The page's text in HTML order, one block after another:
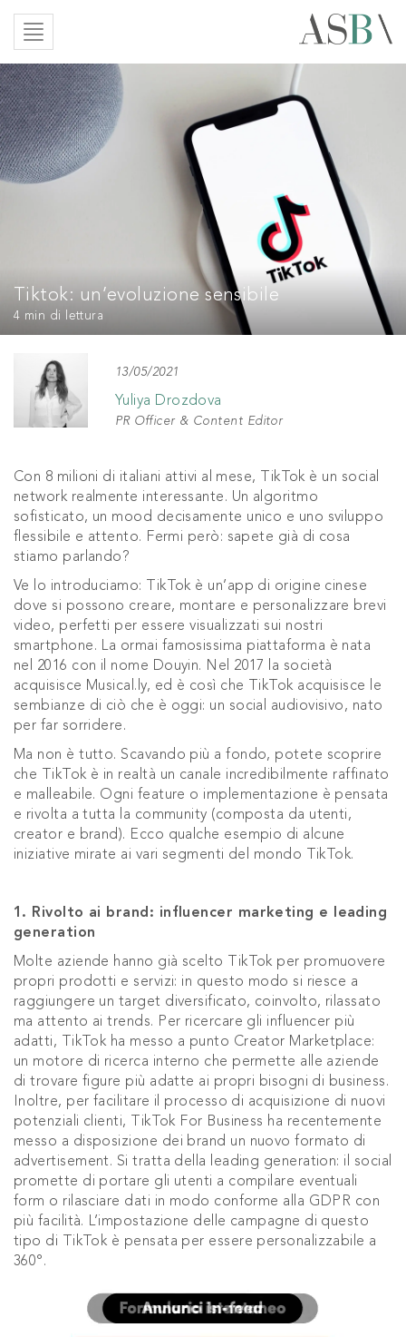
Tiktok: un’evoluzione sensibile
4 min di lettura
13/05/2021
Yuliya Drozdova
PR Officer & Content Editor
Con 8 milioni di italiani attivi al mese, TikTok è un social
network realmente interessante. Un algoritmo
sofisticato, un mood decisamente unico e uno sviluppo
flessibile e attento. Fermi però: sapete già di cosa
stiamo parlando?
Ve lo introduciamo: TikTok è un’app di origine cinese
dove si possono creare, montare e personalizzare brevi
video, perfetti per essere visualizzati sui nostri
smartphone. La ormai famosissima piattaforma è nata
nel 2016 con il nome Douyin. Nel 2017 la società
acquisisce Musical.ly, ed è così che TikTok acquisisce le
sembianze di ciò che è oggi: un social audiovisivo, nato
per far sorridere.
Ma non è tutto. Scavando più a fondo, potete scoprire
che TikTok è in realtà un canale incredibilmente raffinato
e malleabile. Ogni feature o implementazione è pensata
e rivolta a tutta la community (composta da utenti,
creator e brand). Ecco qualche esempio di alcune
iniziative mirate ai vari segmenti del mondo TikTok.
1. Rivolto ai brand: influencer marketing e leading
generation
Molte aziende hanno già scelto TikTok per promuovere
propri prodotti e servizi: in questo modo si riesce a
raggiungere un target diversificato, coinvolto, rilassato
ma attento ai trends. Per ricercare gli influencer più
adatti, TikTok ha messo a punto Creator Marketplace:
un motore di ricerca interno che permette alle aziende
di trovare figure più adatte ai propri bisogni di business.
Inoltre, per facilitare il processo di acquisizione di nuovi
potenziali clienti, TikTok For Business ha recentemente
messo a disposizione dei brand un nuovo formato di
advertisement. Si tratta della leading generation: il social
promette di portare gli utenti a compilare eventuali
form o rilasciare dati in modo conforme alla GDPR con
più facilità. L’impostazione delle campagne di questo
tipo di TikTok è pensata per essere personalizzabile a
360°.